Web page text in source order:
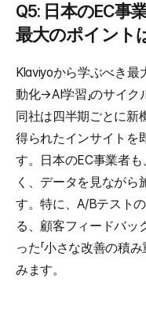
Q5: 日本のEC事
最大のポイント
Klaviyoから学ぶべき最
動化→AI学習」のサイク
同社は四半期ごとに新
得られたインサイトを
す。日本のEC事業者も
く、データを見ながら
す。特に、A/Bテスト
る、顧客フィードバッ
った「小さな改善の積
みます。